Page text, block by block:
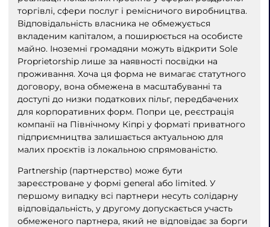
торгівлі, сфери послуг і ремісничого виробництва.
Відповідальність власника не обмежується
вкладеним капіталом, а поширюється на особисте
майно. Іноземні громадяни можуть відкрити Sole
Proprietorship лише за наявності посвідки на
проживання. Хоча ця форма не вимагає статутного
договору, вона обмежена в масштабуванні та
доступі до низки податкових пільг, передбачених
для корпоративних форм. Попри це, реєстрація
компанії на Північному Кіпрі у форматі приватного
підприємництва залишається актуальною для
малих проєктів із локальною спрямованістю.
Partnership (партнерство) може бути
зареєстроване у формі general або limited. У
першому випадку всі партнери несуть солідарну
відповідальність, у другому допускається участь
обмеженого партнера, який не відповідає за борги